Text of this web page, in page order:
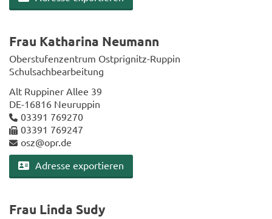
Frau Ka­tha­ri­na Neu­mann
Ober­stu­fen­zen­trum Ostprignitz-​Ruppin
Schul­sach­be­ar­bei­tung
Alt Rup­pi­ner Allee 39
DE-​16816 Neu­rup­pin
03391 769270
03391 769247
osz@opr.de
Adres­se ex­por­tie­ren
Frau Linda Sudy